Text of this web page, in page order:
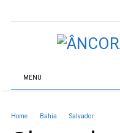
MENU
Home Bahia Salvador